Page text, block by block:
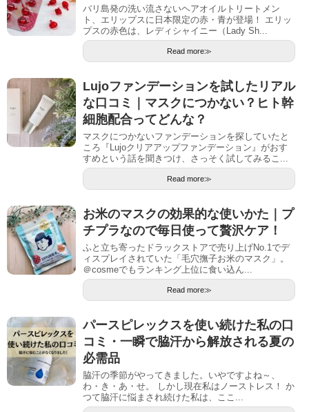
バリ島発の洗い流さないヘアオイルトリートメン
ト、エリップスに日本限定の赤・青が登場！ エリッ
プスの赤色は、レディシャイニー（Lady Sh...
Read more≫
Lujoファンデーションを試したリアル
な口コミ｜マスクにつかない？ヒト幹
細胞配合ってどんな？
マスクにつかないファンデーションを探していたと
ころ『Lujoクリアアップファンデーション』がおす
すめという話を聞きつけ、さっそく試してみるこ...
Read more≫
お米のマスクの効果的な使いかた｜プ
チプラなので毎日使って贅沢ケア！
ふと立ち寄ったドラックストアで売り上げNo.1でデ
ィスプレイされていた「毛穴撫子お米のマスク」。
＠cosmeでもランキング上位に食い込ん...
Read more≫
パースピレックスを使い続けた私の口
コミ・一瞬で脇汗から解放される夏の
必需品
脇汗の季節がやってきました。いやですよね～、
わ・き・あ・せ。 しかし現在私はノーストレス！ か
つて脇汗に悩まされ続けた私は、ここ...